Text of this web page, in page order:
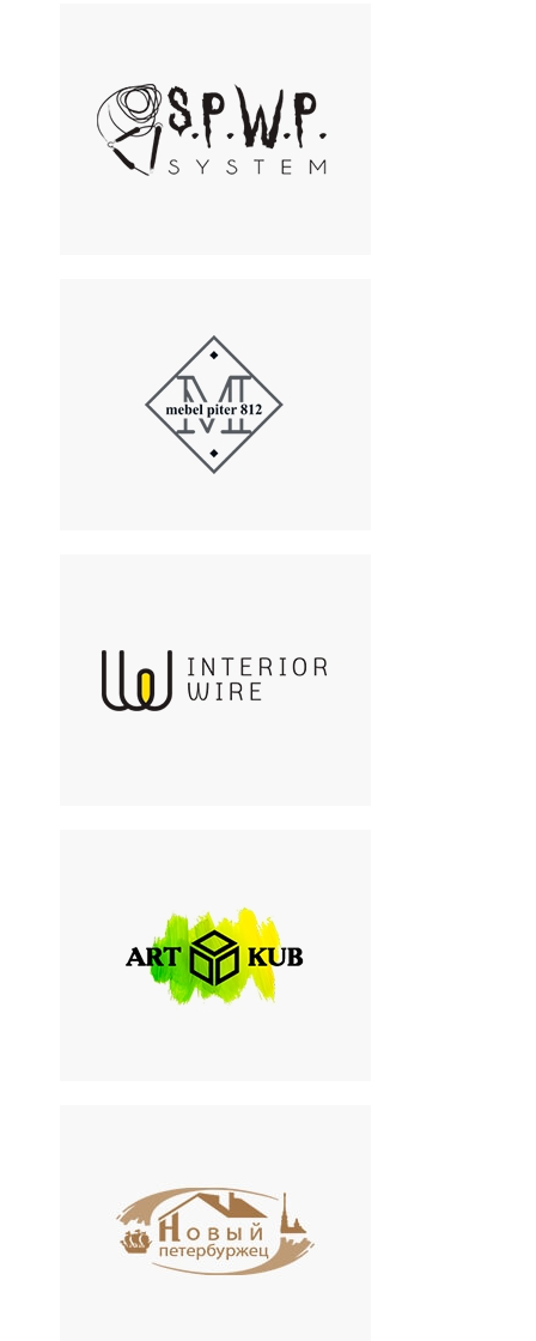
SPWP System
Производство лебедок для
вейкбординга
Mebel Piter 812
Производство корпусной
мебели
Interior Electric
Ретро проводка от
производителя
ArtKub_Dekor
Дизайнерские арт-панели из
эпоксидной смолы
Новый Петербуржец
Ремонт квартир и
коммерческих помещений